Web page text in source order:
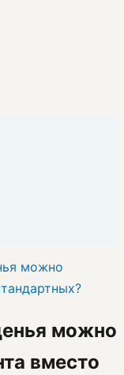
можно
можно
вместо